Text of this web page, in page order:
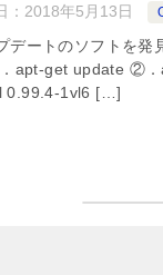
： 2018年5月13日
デートのソフトを発
apt-get update ②．
0.99.4-1vl6 […]